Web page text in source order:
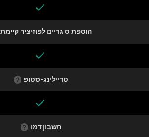
הוספת סוגריים לפוזיציה קיימת
טריילינג-סטופ
חשבון דמו